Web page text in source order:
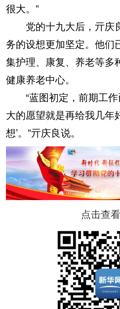
很大。”
党的十九大后，亓庆
务的设想更加坚定。他们
集护理、康复、养老等多
健康养老中心。
“蓝图初定，前期工作
大的愿望就是再给我几年
想’。”亓庆良说。
点击查